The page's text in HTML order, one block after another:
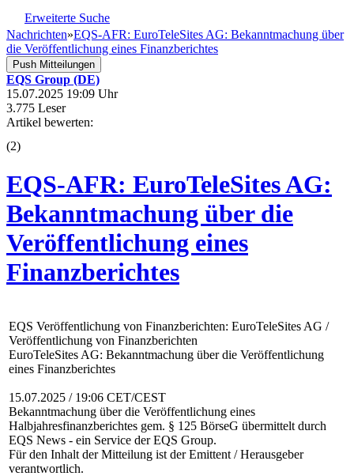
Erweiterte Suche
Nachrichten»EQS-AFR: EuroTeleSites AG: Bekanntmachung über
die Veröffentlichung eines Finanzberichtes
Push Mitteilungen
EQS Group (DE)
15.07.2025 19:09 Uhr
3.775 Leser
Artikel bewerten:
(2)
EQS-AFR: EuroTeleSites AG:
Bekanntmachung über die
Veröffentlichung eines
Finanzberichtes
EQS Veröffentlichung von Finanzberichten: EuroTeleSites AG /
Veröffentlichung von Finanzberichten
EuroTeleSites AG: Bekanntmachung über die Veröffentlichung
eines Finanzberichtes
15.07.2025 / 19:06 CET/CEST
Bekanntmachung über die Veröffentlichung eines
Halbjahresfinanzberichtes gem. § 125 BörseG übermittelt durch
EQS News - ein Service der EQS Group.
Für den Inhalt der Mitteilung ist der Emittent / Herausgeber
verantwortlich.